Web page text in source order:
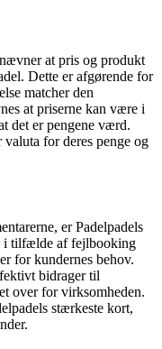
at pris og produkt
Dette er afgørende for
matcher den
at priserne kan være i
det er pengene værd.
for deres penge og
er Padelpadels
i tilfælde af fejlbooking
for kundernes behov.
bidrager til
over for virksomheden.
stærkeste kort,